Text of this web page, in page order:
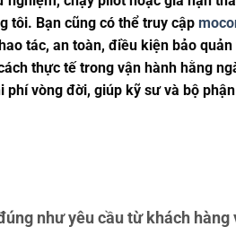
tôi. Bạn cũng có thể truy cập
tác, an toàn, điều kiện bảo
thực tế trong vận hành hằng
vòng đời, giúp kỹ sư và bộ
như yêu cầu từ khách hàng